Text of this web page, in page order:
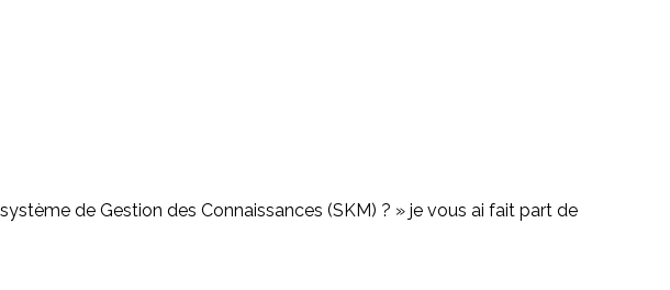
de Gestion des Connaissances (SKM) ? » je vous ai fait part de